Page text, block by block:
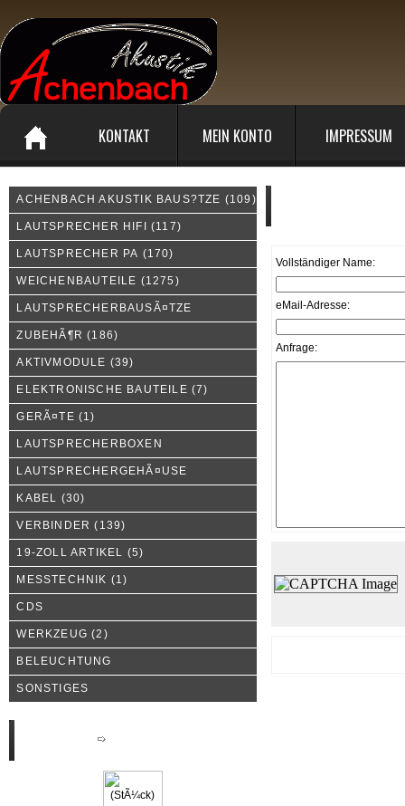
KONTAKT MEIN KONTO IMPRESSUM
ACHENBACH AKUSTIK BAUS?TZE (109)
LAUTSPRECHER HIFI (117)
LAUTSPRECHER PA (170)
WEICHENBAUTEILE (1275)
LAUTSPRECHERBAUSÃ¤TZE
ZUBEHÃ¶R (186)
AKTIVMODULE (39)
ELEKTRONISCHE BAUTEILE (7)
GERÃ¤TE (1)
LAUTSPRECHERBOXEN
LAUTSPRECHERGEHÃ¤USE
KABEL (30)
VERBINDER (139)
19-ZOLL ARTIKEL (5)
MESSTECHNIK (1)
CDS
WERKZEUG (2)
BELEUCHTUNG
SONSTIGES
Vollständiger Name:
eMail-Adresse:
Anfrage: